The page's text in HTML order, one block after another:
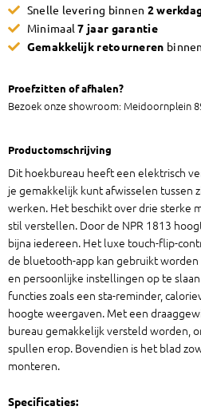
Snelle levering binnen 2
Minimaal7 jaar garantie
Gemakkelijk retourneren
Proefzitten of afhalen?
Bezoek onze showroom: Meidoornplein
Productomschrijving
Dit hoekbureau heeft een elektrisch
je gemakkelijk kunt afwisselen tussen
werken. Het beschikt over drie sterke
stil verstellen. Door de NPR 1813
bijna iedereen. Het luxe touch-flip-
de bluetooth-app kan gebruikt
en persoonlijke instellingen op te
functies zoals een sta-reminder,
hoogte weergaven. Met een
bureau gemakkelijk versteld worden,
spullen erop. Bovendien is het blad
monteren.
Specificaties: